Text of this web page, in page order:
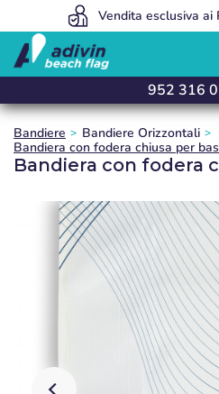
Fabbrichiamo e
Vendita esclusiva ai
Siamo così convenienti perché
952 316
Bandiere
Bandiere Orizzontali
Bandiera con fodera chiusa per
Bandiera con fodera